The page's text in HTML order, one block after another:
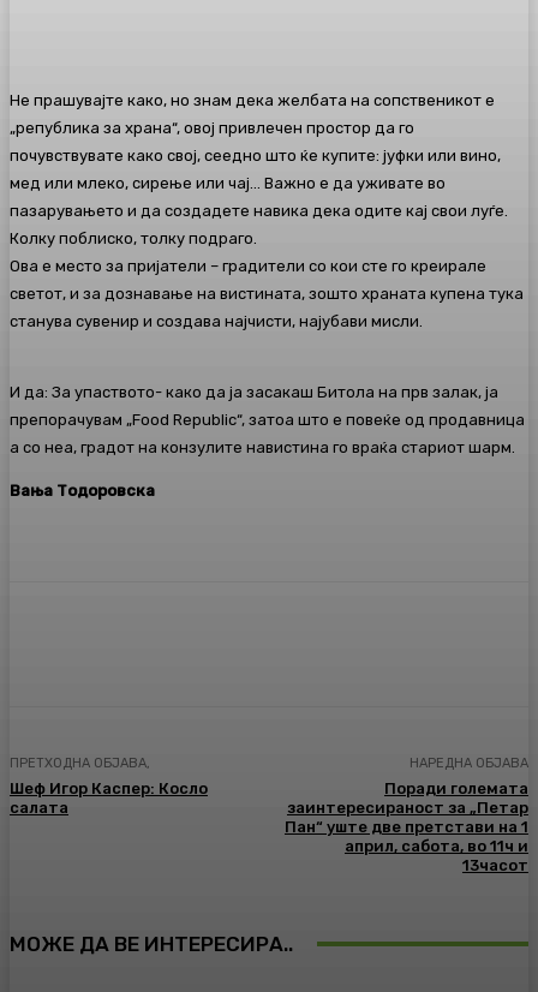
Не прашувајте како, но знам дека желбата на сопственикот е
„република за храна“, овој привлечен простор да го
почувствувате како свој, сеедно што ќе купите: јуфки или вино,
мед или млеко, сирење или чај… Важно е да уживате во
пазарувањето и да создадете навика дека одите кај свои луѓе.
Колку поблиско, толку подраго.
Ова е место за пријатели – градители со кои сте го креирале
светот, и за дознавање на вистината, зошто храната купена тука
станува сувенир и создава најчисти, најубави мисли.
И да: За упаството- како да ја засакаш Битола на прв залак, ја
препорачувам „Food Republic“, затоа што е повеќе од продавница
а со неа, градот на конзулите навистина го враќа стариот шарм.
Вања Тодоровска
ПРЕТХОДНА ОБЈАВА,
Шеф Игор Каспер: Косло
салата
НАРЕДНА ОБЈАВА
Поради големата
заинтересираност за „Петар
Пан“ уште две претстави на 1
април, сабота, во 11ч и
13часот
МОЖЕ ДА ВЕ ИНТЕРЕСИРА..